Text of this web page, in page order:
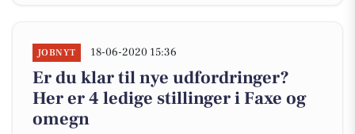
JOBNYT 18-06-2020 15:36
Er du klar til nye udfordringer?
Her er 4 ledige stillinger i Faxe og
omegn